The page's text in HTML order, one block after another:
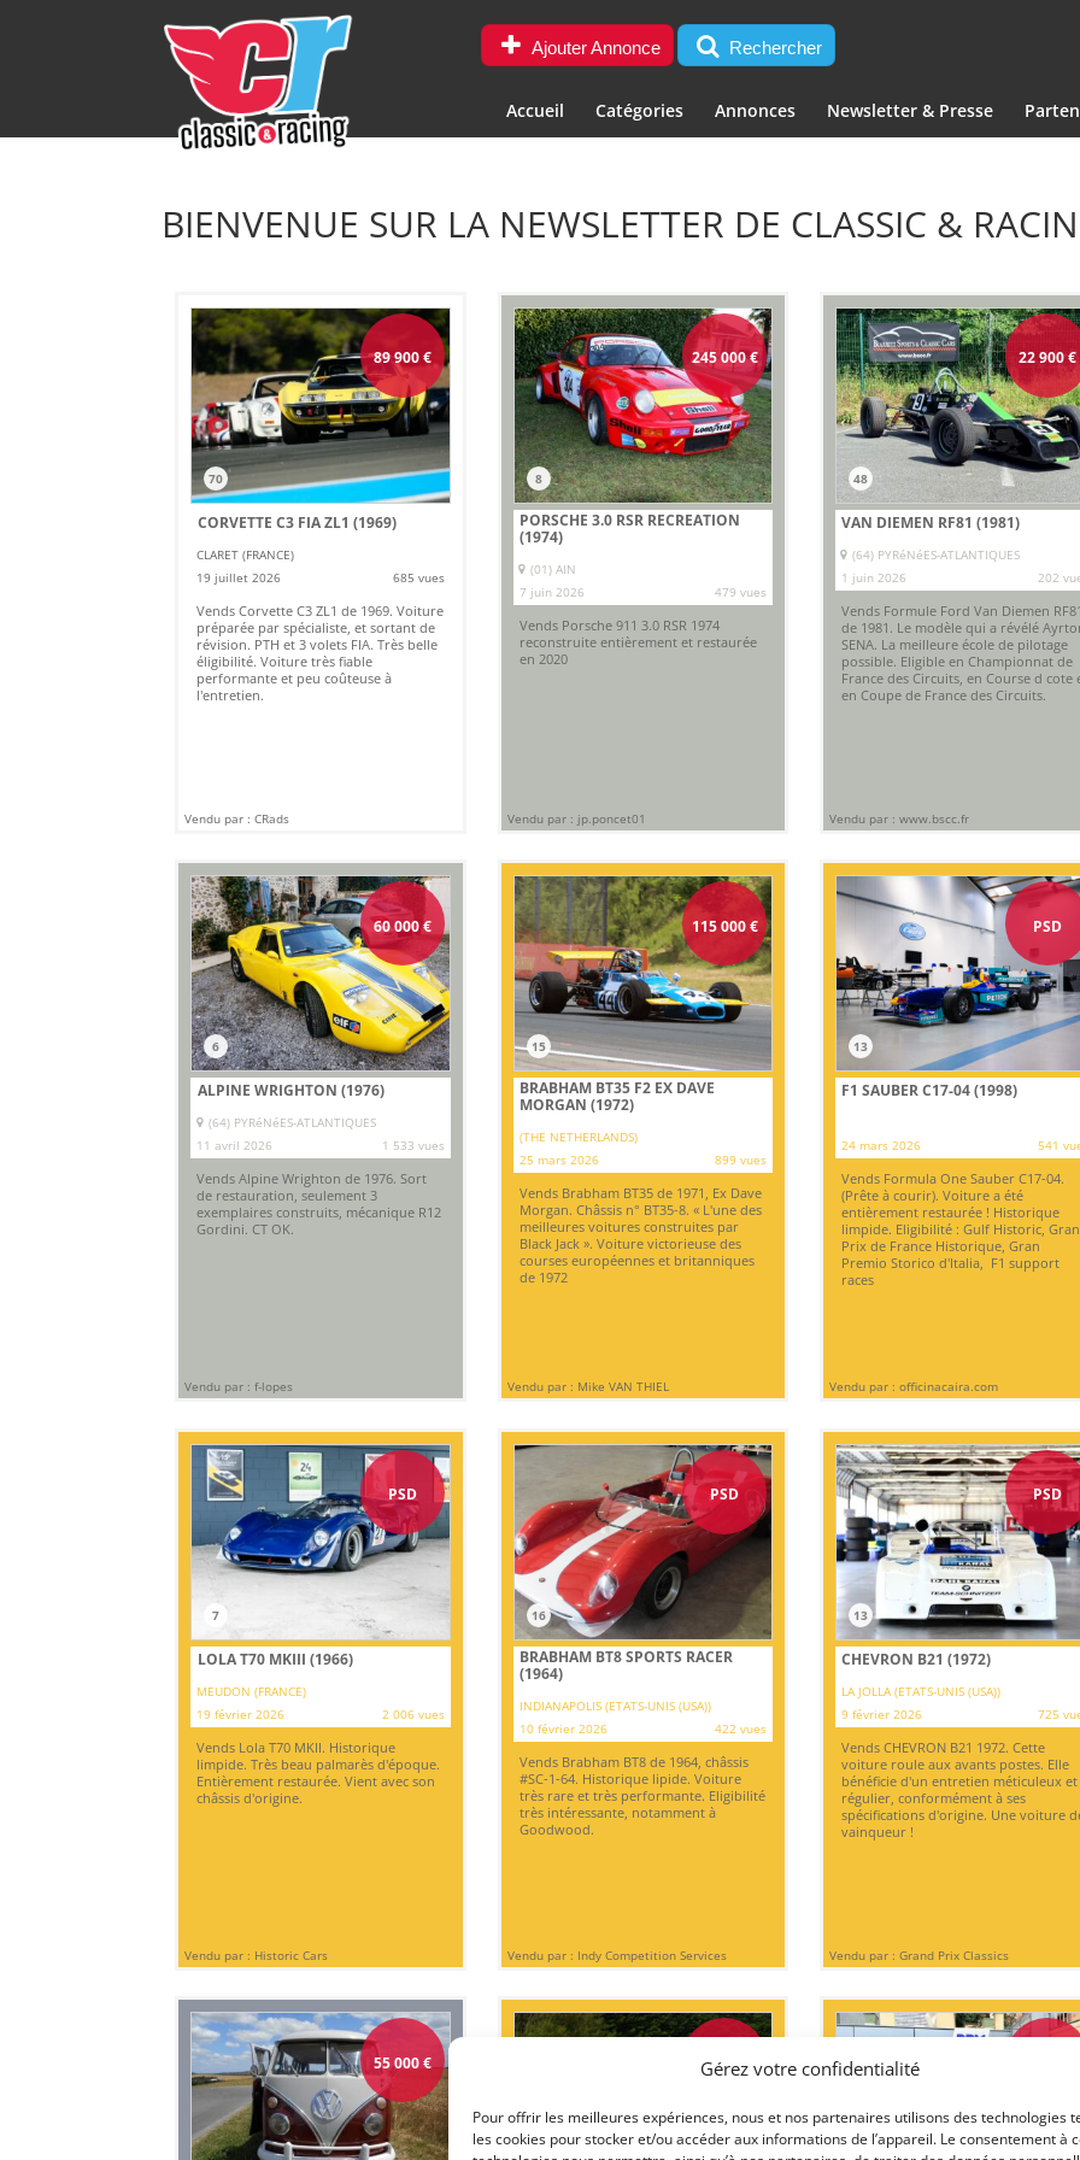
Gérez votre confidentialité
Pour offrir les meilleures expériences, nous et nos partenaires utilisons des technologies
les cookies pour stocker et/ou accéder aux informations de l’appareil. Le consentement à
Ajouter Annonce Rechercher
Accueil Catégories Annonces Newsletter & Presse
BIENVENUE SUR LA NEWSLETTER DE CLASSIC &
89 900€
70
CORVETTE C3 FIA ZL1 (1969)
CLARET (FRANCE)
19 juillet 2026
685 vues
Vends Corvette C3 ZL1 de 1969. Voiture
préparée par spécialiste, et sortant de
révision. PTH et 3 volets FIA. Très belle
éligibilité. Voiture très fiable
performante et peu coûteuse à
l'entretien.
Vendu par : CRads
245 000€
8
PORSCHE 3.0 RSR RECREATION
(1974)
(01) AIN
7 juin 2026
479 vues
Vends Porsche 911 3.0 RSR 1974
reconstruite entièrement et restaurée
en 2020
Vendu par : jp.poncet01
22 900€
48
VAN DIEMEN RF81 (1981)
(64) PYRéNéES-ATLANTIQUES
1 juin 2026
202
Vends Formule Ford Van Diemen
de 1981. Le modèle qui a révélé
SENA. La meilleure école de pilotage
possible. Eligible en Championnat de
France des Circuits, en Course d cote
en Coupe de France des Circuits.
Vendu par : www.bscc.fr
60 000€
6
ALPINE WRIGHTON (1976)
(64) PYRéNéES-ATLANTIQUES
11 avril 2026
1 533 vues
Vends Alpine Wrighton de 1976. Sort
de restauration, seulement 3
exemplaires construits, mécanique R12
Gordini. CT OK.
Vendu par : f-lopes
115 000€
15
BRABHAM BT35 F2 EX DAVE
MORGAN (1972)
(THE NETHERLANDS)
25 mars 2026
899 vues
Vends Brabham BT35 de 1971, Ex Dave
Morgan. Châssis n° BT35-8. « L'une des
meilleures voitures construites par
Black Jack ». Voiture victorieuse des
courses européennes et britanniques
de 1972
Vendu par : Mike VAN THIEL
PSD
13
F1 SAUBER C17-04 (1998)
24 mars 2026 541
Vends Formula One Sauber C17-04.
(Prête à courir). Voiture a été
entièrement restaurée ! Historique
limpide. Eligibilité : Gulf Historic,
Prix de France Historique, Gran
Premio Storico d'Italia, F1 support
races
Vendu par : officinacaira.com
PSD
7
LOLA T70 MKIII (1966)
MEUDON (FRANCE)
19 février 2026
2 006 vues
Vends Lola T70 MKII. Historique
limpide. Très beau palmarès d'époque.
Entièrement restaurée. Vient avec son
châssis d'origine.
Vendu par : Historic Cars
PSD
16
BRABHAM BT8 SPORTS RACER
(1964)
INDIANAPOLIS (ETATS-UNIS (USA))
10 février 2026
422 vues
Vends Brabham BT8 de 1964, châssis
#SC-1-64. Historique lipide. Voiture
très rare et très performante. Eligibilité
très intéressante, notamment à
Goodwood.
Vendu par : Indy Competition Services
PSD
13
CHEVRON B21 (1972)
LA JOLLA (ETATS-UNIS (USA))
9 février 2026
725
Vends CHEVRON B21 1972. Cette
voiture roule aux avants postes. Elle
bénéficie d'un entretien méticuleux et
régulier, conformément à ses
spécifications d'origine. Une voiture
vainqueur !
Vendu par : Grand Prix Classics
55 000€ 99 000€